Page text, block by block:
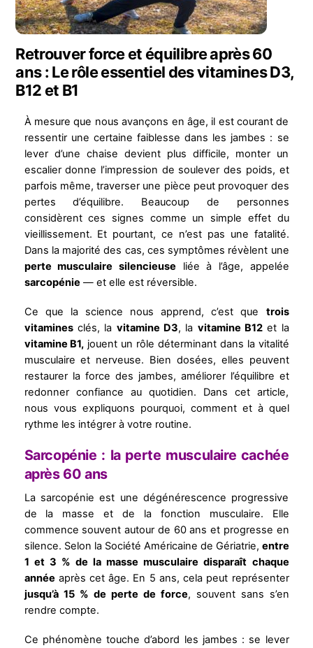
Retrouver force et équilibre après 60
ans : Le rôle essentiel des vitamines D3,
B12 et B1
À mesure que nous avançons en âge, il est courant de
ressentir une certaine faiblesse dans les jambes : se
lever d’une chaise devient plus difficile, monter un
escalier donne l’impression de soulever des poids, et
parfois même, traverser une pièce peut provoquer des
pertes d’équilibre. Beaucoup de personnes
considèrent ces signes comme un simple effet du
vieillissement. Et pourtant, ce n’est pas une fatalité.
Dans la majorité des cas, ces symptômes révèlent une
perte musculaire silencieuse liée à l’âge, appelée
sarcopénie — et elle est réversible.
Ce que la science nous apprend, c’est que trois
vitaminesclés, la vitamine D3, la vitamine B12et la
vitamine B1, jouent un rôle déterminant dans la vitalité
musculaire et nerveuse. Bien dosées, elles peuvent
restaurer la force des jambes, améliorer l’équilibre et
redonner confiance au quotidien. Dans cet article,
nous vous expliquons pourquoi, comment et à quel
rythme les intégrer à votre routine.
Sarcopénie : la perte musculaire cachée
après 60 ans
La sarcopénie est une dégénérescence progressive
de la masse et de la fonction musculaire. Elle
commence souvent autour de 60 ans et progresse en
silence. Selon la Société Américaine de Gériatrie, entre
1 et 3 % de la masse musculaire disparaît chaque
année après cet âge. En 5 ans, cela peut représenter
jusqu’à 15 % de perte de force, souvent sans s’en
rendre compte.
Ce phénomène touche d’abord les jambes : se lever